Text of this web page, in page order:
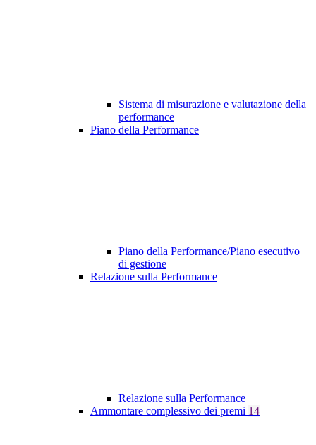
Sistema di misurazione e valutazione della
performance
Piano della Performance
Piano della Performance/Piano esecutivo
di gestione
Relazione sulla Performance
Relazione sulla Performance
Ammontare complessivo dei premi 14